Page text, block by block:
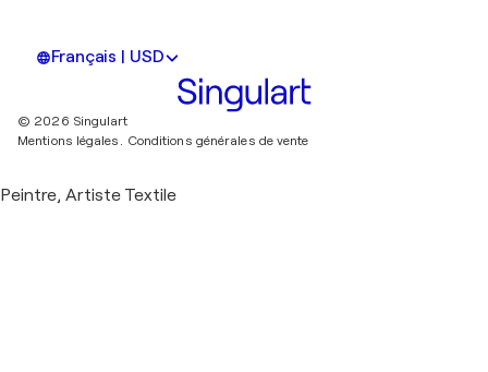
Français | USD
© 2026 Singulart
Mentions légales. Conditions générales de vente
Peintre, Artiste Textile